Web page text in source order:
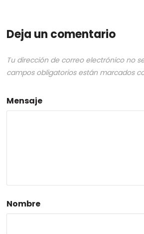
Deja un comentario
Tu dirección de correo electrónico no
campos obligatorios están marcados
Mensaje
Nombre